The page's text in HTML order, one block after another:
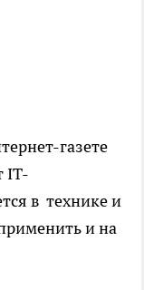
газете
IT-
в технике и
и на